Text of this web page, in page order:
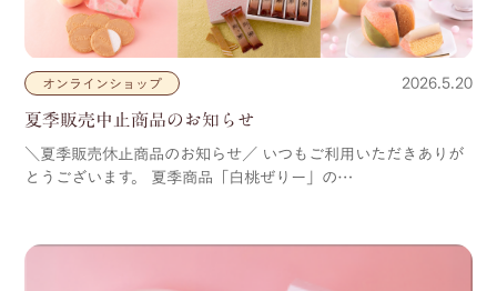
オンラインショップ 2026.5.20
夏季販売中止商品のお知らせ
＼夏季販売休止商品のお知らせ／ いつもご利用いただきありが
とうございます。 夏季商品「白桃ぜりー」の…